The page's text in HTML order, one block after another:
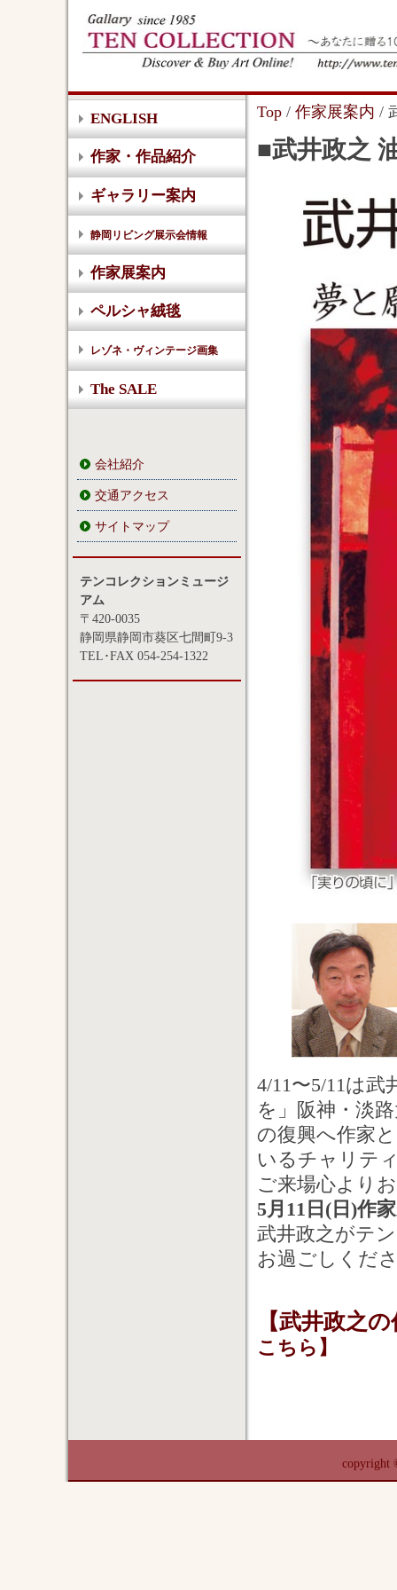
ENGLISH
作家・作品紹介
ギャラリー案内
静岡リビング展示会情報
作家展案内
ペルシャ絨毯
レゾネ・ヴィンテージ画集
The SALE
会社紹介
交通アクセス
サイトマップ
テンコレクションミュージ
アム
〒420-0035
静岡県静岡市葵区七間町9-3
TEL･FAX 054-254-1322
Top/ 作家展案内 /
■武井政之
4/11〜5/11は
を」阪神・淡
の復興へ作家
いるチャリテ
ご来場心より
5月11日(日)作
武井政之がテ
お過ごしくだ
【武井政之
こちら】
copyright